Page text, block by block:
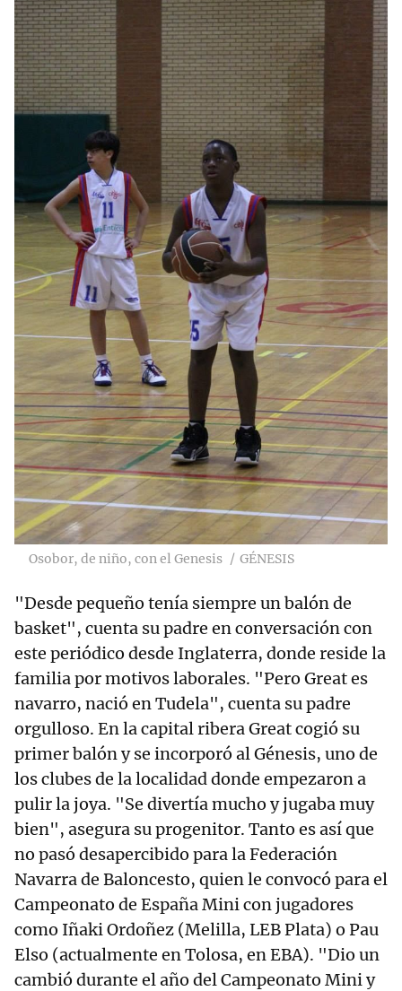
Osobor, de niño, con el Genesis GÉNESIS
"Desde pequeño tenía siempre un balón de
basket", cuenta su padre en conversación con
este periódico desde Inglaterra, donde reside la
familia por motivos laborales. "Pero Great es
navarro, nació en Tudela", cuenta su padre
orgulloso. En la capital ribera Great cogió su
primer balón y se incorporó al Génesis, uno de
los clubes de la localidad donde empezaron a
pulir la joya. "Se divertía mucho y jugaba muy
bien", asegura su progenitor. Tanto es así que
no pasó desapercibido para la Federación
Navarra de Baloncesto, quien le convocó para el
Campeonato de España Mini con jugadores
como Iñaki Ordoñez (Melilla, LEB Plata) o Pau
Elso (actualmente en Tolosa, en EBA). "Dio un
cambió durante el año del Campeonato Mini y